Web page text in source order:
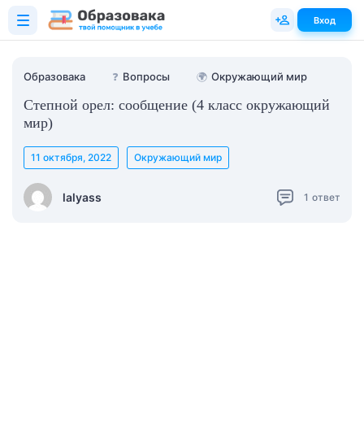
Образовака ❓ Вопросы 🌍 Окружающий мир
Степной орел: сообщение (4 класс окружающий
мир)
lalyass
11 октября, 2022 Окружающий мир
1 ответ
Вход